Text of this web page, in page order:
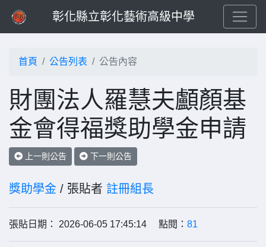
彰化縣立彰化藝術高級中學
首頁 公告列表 公告內容
財團法人羅慧夫顱顏基
金會得福獎助學金申請
上一則公告 下一則公告
獎助學金 / 張貼者 註冊組長
張貼日期： 2026-06-05 17:45:14 點閱： 81